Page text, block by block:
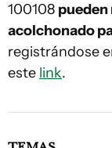
100108 pueden
acolchonado
registrándose
este link.